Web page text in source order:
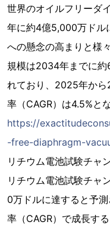
世界のオイルフリーダ
年に約4億5,000万ドル
への懸念の高まりと様
規模は2034年までに
れており、2025年か
率（CAGR）は4.5%と
https://
-free-diaphragm-
リチウム電池試験チャ
リチウム電池試験チャ
0万ドルに達すると予
率（CAGR）で成長す